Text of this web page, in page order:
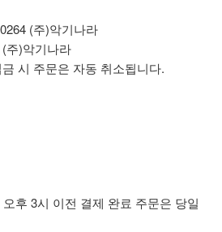
(주)악기나라
주)악기나라
시 주문은 자동 취소됩니다.
후 3시 이전 결제 완료 주문은 당일